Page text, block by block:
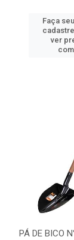
Faça
ver
PÁ DE BICO